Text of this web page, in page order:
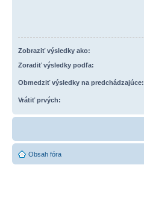
Zobraziť výsledky ako:
Zoradiť výsledky podľa:
Obmedziť výsledky na predchádzajúce:
Vrátiť prvých:
Obsah fóra